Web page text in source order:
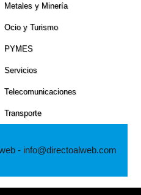
Metales y Minerí­a
Ocio y Turismo
PYMES
Servicios
Telecomunicaciones
Transporte
- info@directoalweb.com